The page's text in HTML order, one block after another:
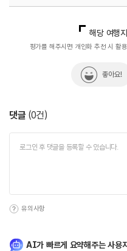
열린관광콘텐츠팀(열린관광-모두의
해당 여행
평가를 해주시면 개인화 추천 시 활
좋아요!
댓글 (0건)
유의사항
AI가 빠르게 요약해주는 사용